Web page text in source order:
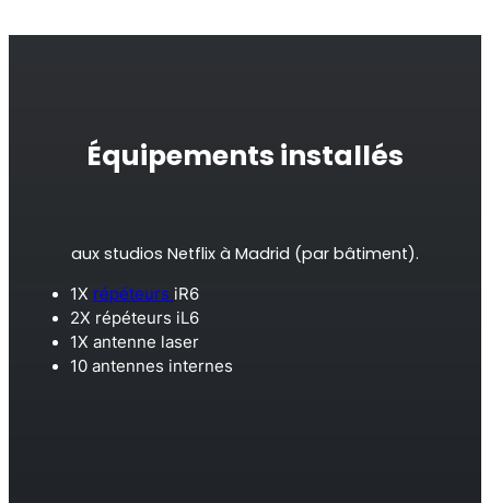
Surveillance à distance
Équipements installés
aux studios Netflix à Madrid (par bâtiment).
1X répéteurs iR6
2X répéteurs iL6
1X antenne laser
10 antennes internes